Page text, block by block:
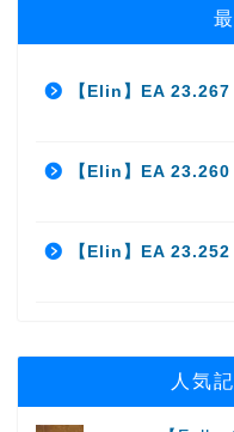
【Elin】EA
【Elin】EA
【Elin】EA
人気